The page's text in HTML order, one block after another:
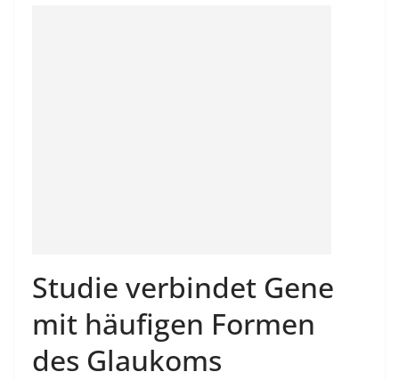
Studie verbindet Gene
mit häufigen Formen
des Glaukoms